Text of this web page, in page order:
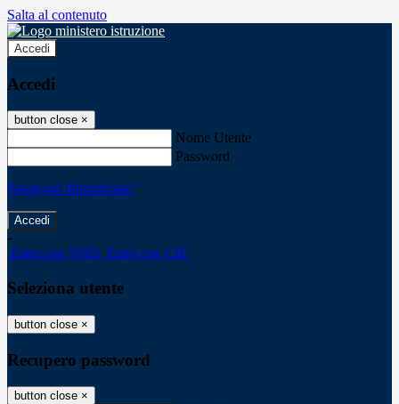
Salta al contenuto
Accedi
Accedi
button close ×
Nome Utente
Password
Password dimenticata?
-
Entra con SPID Entra con CIE
Seleziona utente
button close ×
Recupero password
button close ×